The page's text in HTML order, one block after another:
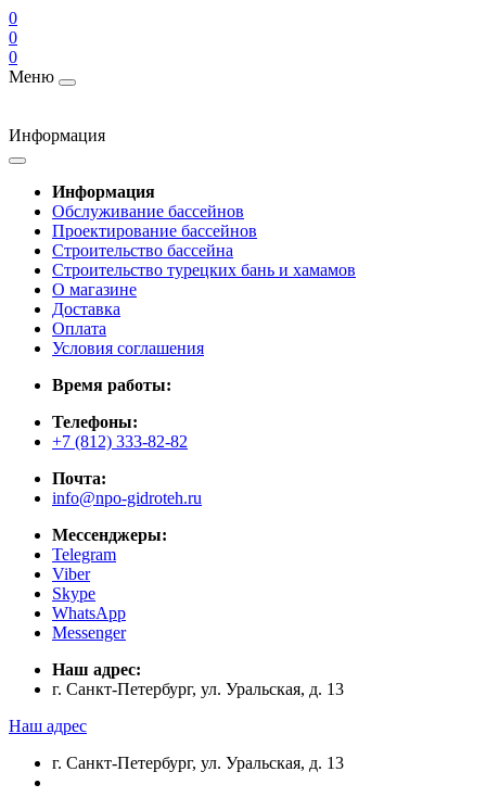
0
0
0
Меню
Информация
Информация
Обслуживание бассейнов
Проектирование бассейнов
Строительство бассейна
Строительство турецких бань и хамамов
О магазине
Доставка
Оплата
Условия соглашения
Время работы:
Телефоны:
+7 (812) 333-82-82
Почта:
info@npo-gidroteh.ru
Мессенджеры:
Telegram
Viber
Skype
WhatsApp
Messenger
Наш адрес:
г. Санкт-Петербург, ул. Уральская, д. 13
Наш адрес
г. Санкт-Петербург, ул. Уральская, д. 13